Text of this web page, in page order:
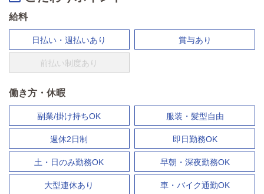
給料
日払い・週払いあり 賞与あり
前払い制度あり
働き方・休暇
副業/掛け持ちOK 服装・髪型自由
週休2日制 即日勤務OK
土・日のみ勤務OK 早朝・深夜勤務OK
大型連休あり 車・バイク通勤OK